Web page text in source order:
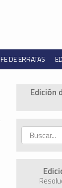
FE DE ERRATAS
Edición